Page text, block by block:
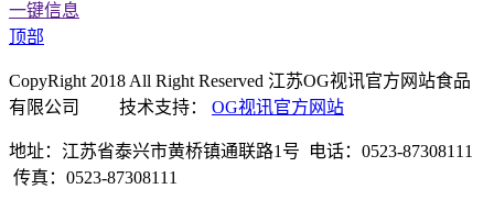
一键信息
顶部
CopyRight 2018 All Right Reserved 江苏OG视讯官方网站食品
有限公司 技术支持： OG视讯官方网站
地址：江苏省泰兴市黄桥镇通联路1号 电话：0523-87308111
传真：0523-87308111